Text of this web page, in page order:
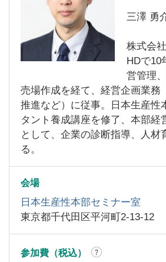
三澤 勇
株式会
HDで10
営管理
売場作成を経て、経営企画業務
推進など）に従事。日本生産性
タント養成講座を修了、本部経
として、企業の診断指導、人材
る。
会場
日本生産性本部セミナー室
東京都千代田区平河町2-13-12
参加費（税込）